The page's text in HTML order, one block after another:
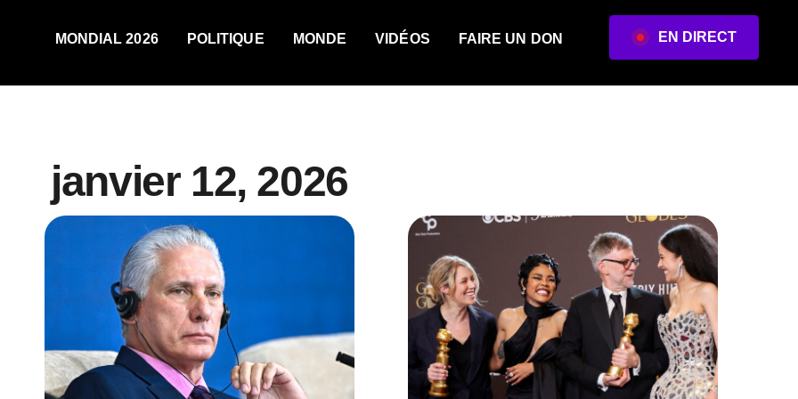
MONDIAL 2026 POLITIQUE MONDE VIDÉOS FAIRE UN DON EN DIRECT
janvier 12, 2026